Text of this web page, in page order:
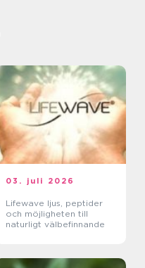
03. juli 2026
Lifewave ljus, peptider
och möjligheten till
naturligt välbefinnande